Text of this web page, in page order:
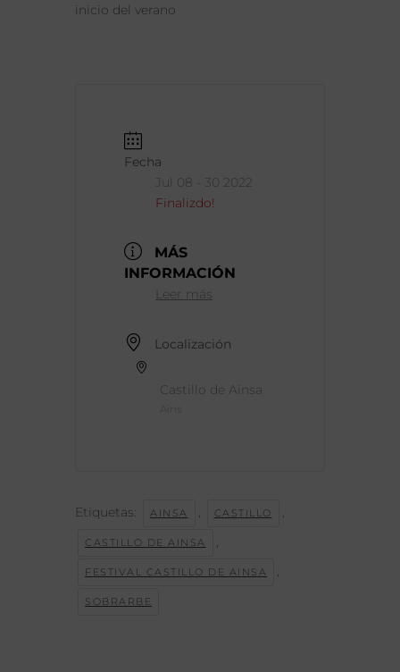
inicio del verano
Fecha
Jul 08 - 30 2022
Finalizdo!
MÁS
INFORMACIÓN
Leer más
Localización
Castillo de Ainsa
Etiquetas: AINSA , CASTILLO ,
CASTILLO DE AINSA ,
FESTIVAL CASTILLO DE AINSA ,
SOBRARBE